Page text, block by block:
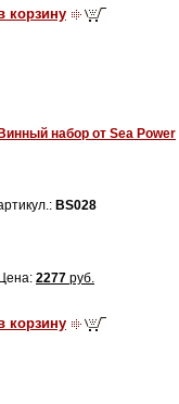
корзину
Винный набор от Sea Power
BS028
Цена: 2277 руб.
корзину